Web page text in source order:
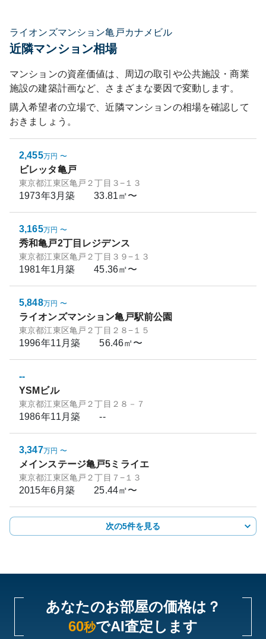
ライオンズマンション亀戸カナメビル
近隣マンション相場
マンションの資産価値は、周辺の取引や公共施設・商業
施設の建築計画など、さまざまな要因で変動します。
購入希望者の立場で、近隣マンションの相場を確認して
おきましょう。
2,455万円 〜
ビレッタ亀戸
東京都江東区亀戸２丁目３−１３
1973年3月築 33.81㎡〜
3,165万円 〜
秀和亀戸2丁目レジデンス
東京都江東区亀戸２丁目３９−１３
1981年1月築 45.36㎡〜
5,848万円 〜
ライオンズマンション亀戸駅前公園
東京都江東区亀戸２丁目２８−１５
1996年11月築 56.46㎡〜
--
YSMビル
東京都江東区亀戸２丁目２８－７
1986年11月築 --
3,347万円 〜
メインステージ亀戸5ミライエ
東京都江東区亀戸２丁目７−１３
2015年6月築 25.44㎡〜
次の5件を見る
あなたのお部屋の価格は？
60秒でAI査定します